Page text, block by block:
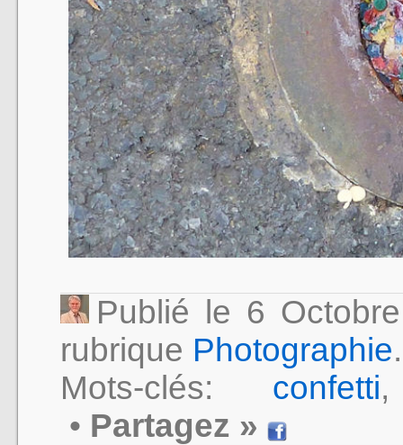
Publié le 6
rubrique Photographie.
Mots-clés: confetti
• Partagez »